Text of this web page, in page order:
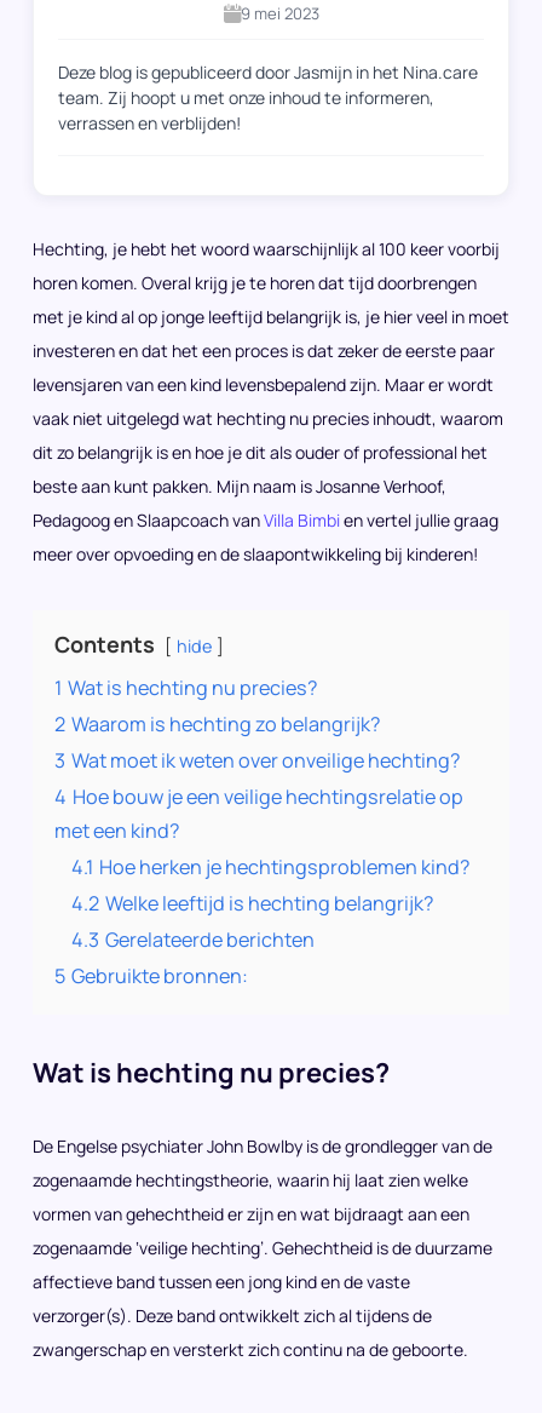
9 mei 2023
Deze blog is gepubliceerd door Jasmijn in het Nina.care
team. Zij hoopt u met onze inhoud te informeren,
verrassen en verblijden!
Hechting, je hebt het woord waarschijnlijk al 100 keer voorbij
horen komen. Overal krijg je te horen dat tijd doorbrengen
met je kind al op jonge leeftijd belangrijk is, je hier veel in moet
investeren en dat het een proces is dat zeker de eerste paar
levensjaren van een kind levensbepalend zijn. Maar er wordt
vaak niet uitgelegd wat hechting nu precies inhoudt, waarom
dit zo belangrijk is en hoe je dit als ouder of professional het
beste aan kunt pakken. Mijn naam is Josanne Verhoof,
Pedagoog en Slaapcoach vanVilla Bimbien vertel jullie graag
meer over opvoeding en de slaapontwikkeling bij kinderen!
Contents hide
1 Wat is hechting nu precies?
2 Waarom is hechting zo belangrijk?
3 Wat moet ik weten over onveilige hechting?
4 Hoe bouw je een veilige hechtingsrelatie op
met een kind?
4.1 Hoe herken je hechtingsproblemen kind?
4.2 Welke leeftijd is hechting belangrijk?
4.3 Gerelateerde berichten
5 Gebruikte bronnen:
Wat is hechting nu precies?
De Engelse psychiater John Bowlby is de grondlegger van de
zogenaamde hechtingstheorie, waarin hij laat zien welke
vormen van gehechtheid er zijn en wat bijdraagt aan een
zogenaamde ‘veilige hechting’. Gehechtheid is de duurzame
affectieve band tussen een jong kind en de vaste
verzorger(s). Deze band ontwikkelt zich al tijdens de
zwangerschap en versterkt zich continu na de geboorte.